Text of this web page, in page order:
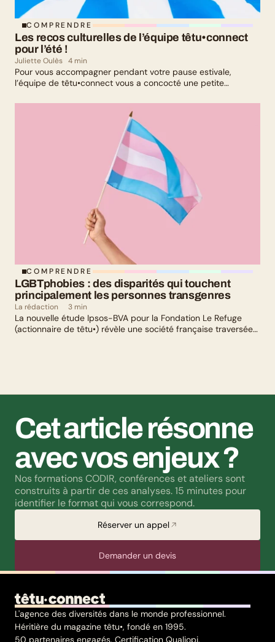
COMPRENDRE
Les recos culturelles de l’équipe têtu•connect
pour l’été !
Juliette Oulès 4 min
Pour vous accompagner pendant votre pause estivale,
l’équipe de têtu•connect vous a concocté une petite
culturelle : il y en a pour tous les goûts !
COMPRENDRE
LGBTphobies : des disparités qui touchent
principalement les personnes transgenres
La rédaction 3 min
La nouvelle étude Ipsos-BVA pour la Fondation Le Refuge
(actionnaire de têtu•) révèle une société française traversée
Cet article résonne
avec vos enjeux ?
Nos formations CODIR, conférences et ateliers sont
construits à partir de ces analyses. 15 minutes pour
identifier le format qui vous correspond.
Réserver un appel
Demander un devis
L'agence des diversités dans le monde professionnel.
Héritière du magazine têtu•, fondé en 1995.